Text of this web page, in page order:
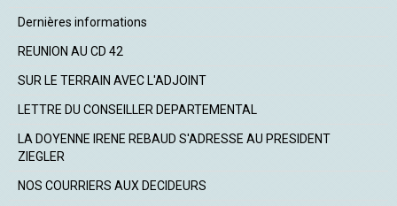
Dernières informations
REUNION AU CD 42
SUR LE TERRAIN AVEC L'ADJOINT
LETTRE DU CONSEILLER DEPARTEMENTAL
LA DOYENNE IRENE REBAUD S'ADRESSE AU PRESIDENT
ZIEGLER
NOS COURRIERS AUX DECIDEURS